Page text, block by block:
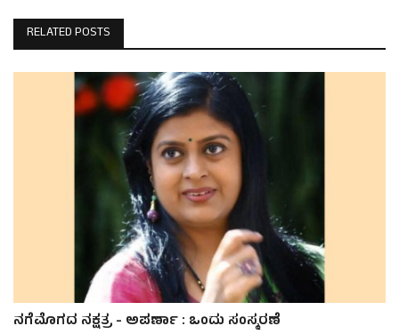
RELATED POSTS
ನಗೆಮೊಗದ ನಕ್ಷತ್ರ - ಅಪರ್ಣಾ : ಒಂದು ಸಂಸ್ಮರಣೆ